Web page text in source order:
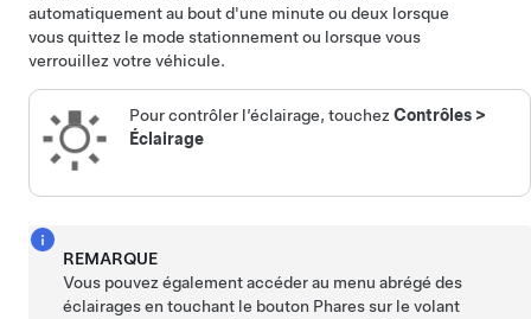
automatiquement au bout d'une minute ou deux lorsque
vous quittez le mode stationnement ou lorsque vous
verrouillez votre véhicule.
Pour contrôler l’éclairage, touchezContrôles >
Éclairage
REMARQUE
Vous pouvez également accéder au menu abrégé des
éclairages en touchant le bouton Phares sur levolant